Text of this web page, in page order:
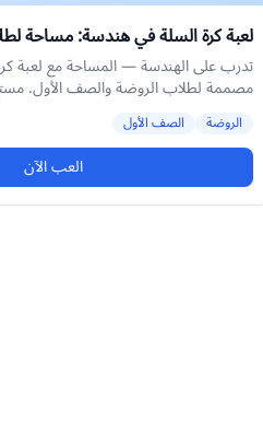
لعبة كرة السلة في هندسة: مساحة
تدرب على الهندسة — المساحة مع لعبة
مصممة لطلاب الروضة والصف الأول.
الروضة الصف الأول
العب الآن